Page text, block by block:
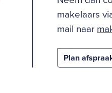
makelaars
mail naar
Plan